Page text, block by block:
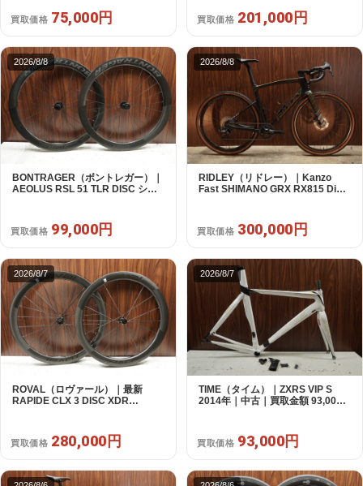
買取価格 75,000円
年｜美品｜買取金額 201,000円
買取価格 201,000円
2026/8/8
BONTRAGER（ボントレガー）｜
AEOLUS RSL 51 TLR DISC シマ
買取価格 99,000円
2026/8/8
RIDLEY（リドレー）｜Kanzo
Fast SHIMANO GRX RX815 Di2
買取価格 300,000円
2026/8/7
ROVAL（ロヴァール）｜最新
RAPIDE CLX 3 DISC XDR
買取価格 280,000円
2026/8/7
TIME（タイム）｜ZXRS VIP S
2014年｜中古｜買取金額 93,000
買取価格 93,000円